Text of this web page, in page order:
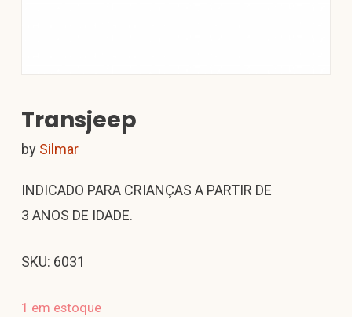
Transjeep
by Silmar
INDICADO PARA CRIANÇAS A PARTIR DE
3 ANOS DE IDADE.
SKU: 6031
1 em estoque